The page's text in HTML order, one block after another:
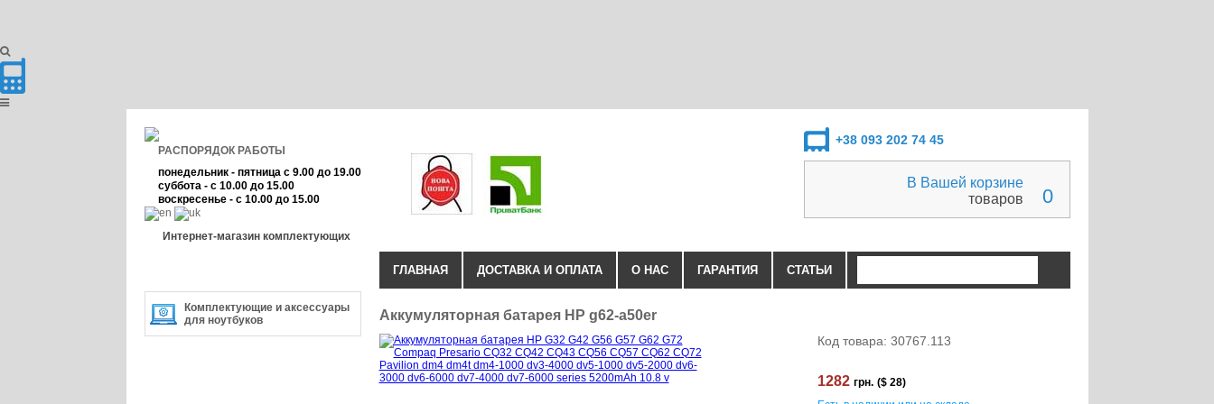
РАСПОРЯДОК РАБОТЫ
понедельник - пятница с 9.00 до 19.00
суббота - с 10.00 до 15.00
воскресенье - с 10.00 до 15.00
Интернет-магазин комплектующих
+38 093 202 74 45
В Вашей корзине
товаров
0
Комплектующие и аксессуары
для ноутбуков
ГЛАВНАЯ ДОСТАВКА И ОПЛАТА О НАС ГАРАНТИЯ СТАТЬИ
Аккумуляторная батарея HP g62-a50er
Код товара: 30767.113
1282 грн. ($ 28)